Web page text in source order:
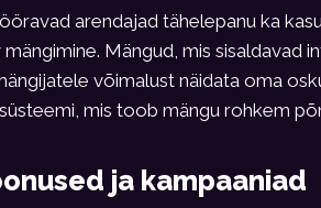
arendajad tähelepanu ka
Mängud, mis sisaldavad
võimalust näidata oma
mis toob mängu rohkem
ja kampaaniad